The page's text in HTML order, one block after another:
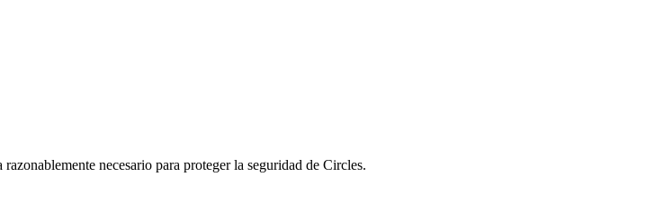
necesario para proteger la seguridad de Circles.